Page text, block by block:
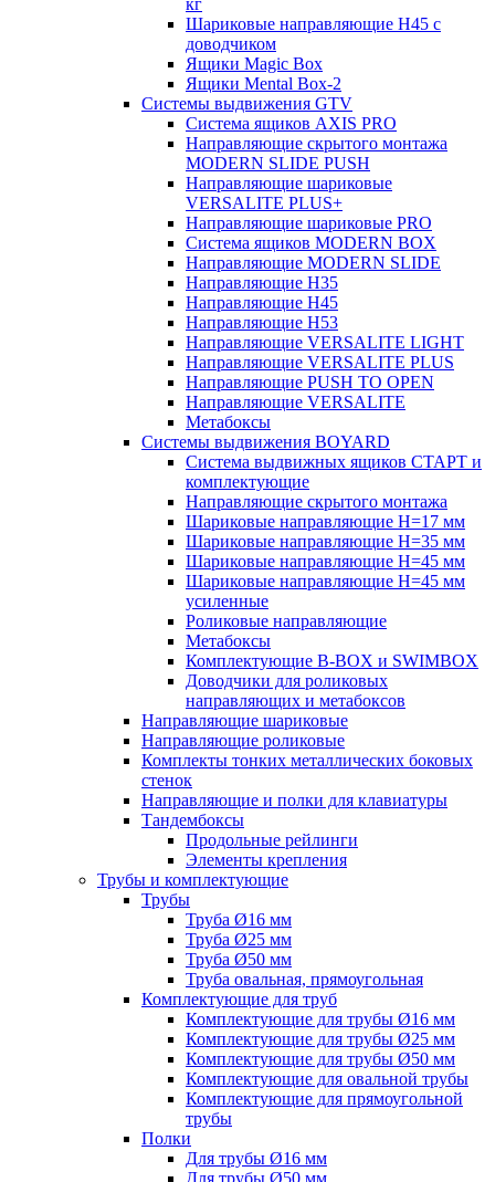
Шариковые направляющие H45 с
доводчиком
Ящики Magic Box
Ящики Mental Box-2
Системы выдвижения GTV
Система ящиков AXIS PRO
Направляющие скрытого монтажа
MODERN SLIDE PUSH
Направляющие шариковые
VERSALITE PLUS+
Направляющие шариковые PRO
Система ящиков MODERN BOX
Направляющие MODERN SLIDE
Направляющие H35
Направляющие H45
Направляющие H53
Направляющие VERSALITE LIGHT
Направляющие VERSALITE PLUS
Направляющие PUSH TO OPEN
Направляющие VERSALITE
Метабоксы
Системы выдвижения BOYARD
Система выдвижных ящиков СТАРТ и
комплектующие
Направляющие скрытого монтажа
Шариковые направляющие H=17 мм
Шариковые направляющие H=35 мм
Шариковые направляющие H=45 мм
Шариковые направляющие H=45 мм
усиленные
Роликовые направляющие
Метабоксы
Комплектующие B-BOX и SWIMBOX
Доводчики для роликовых
направляющих и метабоксов
Направляющие шариковые
Направляющие роликовые
Комплекты тонких металлических боковых
стенок
Направляющие и полки для клавиатуры
Тандембоксы
Продольные рейлинги
Элементы крепления
Трубы и комплектующие
Трубы
Труба Ø16 мм
Труба Ø25 мм
Труба Ø50 мм
Труба овальная, прямоугольная
Комплектующие для труб
Комплектующие для трубы Ø16 мм
Комплектующие для трубы Ø25 мм
Комплектующие для трубы Ø50 мм
Комплектующие для овальной трубы
Комплектующие для прямоугольной
трубы
Полки
Для трубы Ø16 мм
Для трубы Ø50 мм